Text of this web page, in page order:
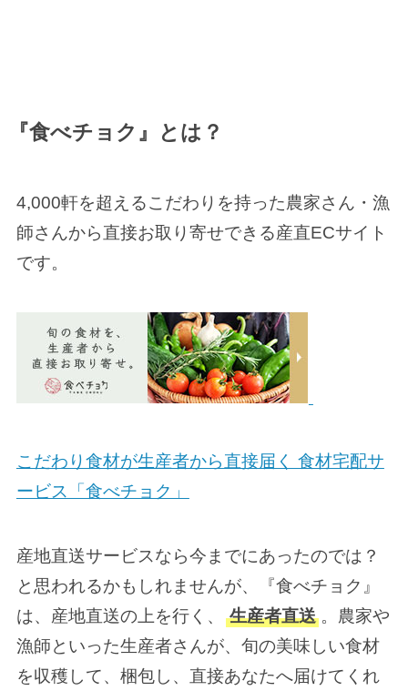
『食べチョク』とは？
4,000軒を超えるこだわりを持った農家さん・漁
師さんから直接お取り寄せできる産直ECサイト
です。
こだわり食材が生産者から直接届く 食材宅配サ
ービス「食べチョク」
産地直送サービスなら今までにあったのでは？
と思われるかもしれませんが、『食べチョク』
は、産地直送の上を行く、
生産者直送 。農家や
漁師といった生産者さんが、旬の美味しい食材
を収穫して、梱包し、直接あなたへ届けてくれ